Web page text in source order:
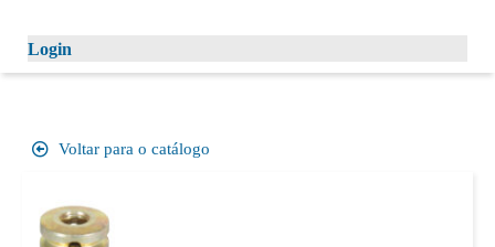
Login
Voltar para o catálogo